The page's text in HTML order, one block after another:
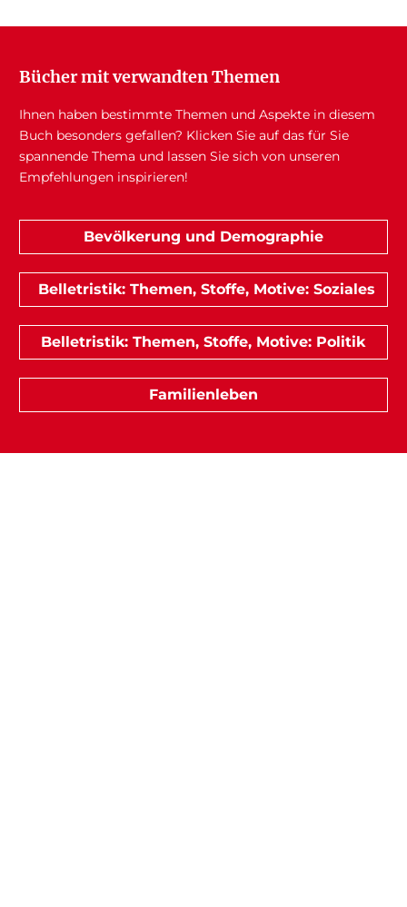
Bücher mit verwandten Themen
Ihnen haben bestimmte Themen und Aspekte in diesem
Buch besonders gefallen? Klicken Sie auf das für Sie
spannende Thema und lassen Sie sich von unseren
Empfehlungen inspirieren!
Bevölkerung und Demographie
Belletristik: Themen, Stoffe, Motive: Soziales
Belletristik: Themen, Stoffe, Motive: Politik
Familienleben